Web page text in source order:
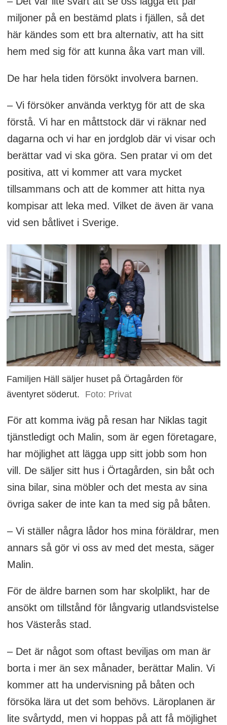
miljoner på en bestämd plats i fjällen, så det
här kändes som ett bra alternativ, att ha sitt
hem med sig för att kunna åka vart man vill.
De har hela tiden försökt involvera barnen.
– Vi försöker använda verktyg för att de ska
förstå. Vi har en måttstock där vi räknar ned
dagarna och vi har en jordglob där vi visar och
berättar vad vi ska göra. Sen pratar vi om det
positiva, att vi kommer att vara mycket
tillsammans och att de kommer att hitta nya
kompisar att leka med. Vilket de även är vana
vid sen båtlivet i Sverige.
Familjen Häll säljer huset på Örtagården för
äventyret söderut.
Foto: Privat
För att komma iväg på resan har Niklas tagit
tjänstledigt och Malin, som är egen företagare,
har möjlighet att lägga upp sitt jobb som hon
vill. De säljer sitt hus i Örtagården, sin båt och
sina bilar, sina möbler och det mesta av sina
övriga saker de inte kan ta med sig på båten.
– Vi ställer några lådor hos mina föräldrar, men
annars så gör vi oss av med det mesta, säger
Malin.
För de äldre barnen som har skolplikt, har de
ansökt om tillstånd för långvarig utlandsvistelse
hos Västerås stad.
– Det är något som oftast beviljas om man är
borta i mer än sex månader, berättar Malin. Vi
kommer att ha undervisning på båten och
försöka lära ut det som behövs. Läroplanen är
lite svårtydd, men vi hoppas på att få möjlighet